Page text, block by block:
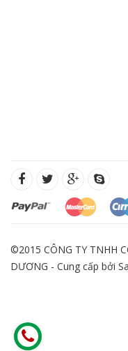
©2015 CÔNG TY TNHH
DƯƠNG - Cung cấp bởi